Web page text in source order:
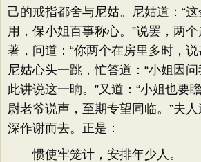
己的戒指都舍与尼姑。尼姑道：“
用，保小姐百事称心。”说罢，两
著，问道：“你两个在房里多时，
尼姑心头一跳，忙答道：“小姐因
此讲说这一晌。”又道：“小姐也要
尉老爷说声，至期专望同临。”夫
深作谢而去。正是：
惯使牢笼计，安排年少人。